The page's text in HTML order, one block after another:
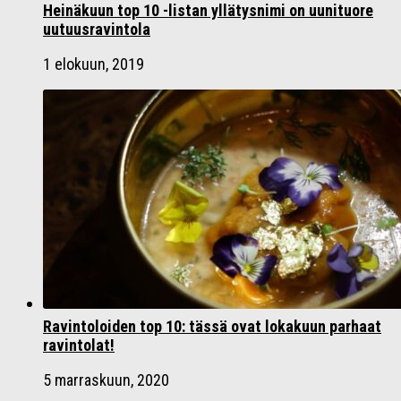
Heinäkuun top 10 -listan yllätysnimi on uunituore
uutuusravintola
1 elokuun, 2019
Ravintoloiden top 10: tässä ovat lokakuun parhaat
ravintolat!
5 marraskuun, 2020